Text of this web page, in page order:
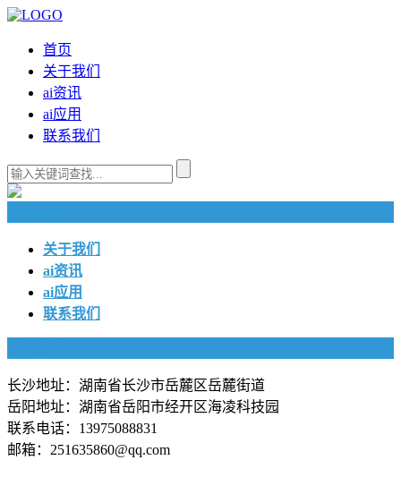
首页
关于我们
ai资讯
ai应用
联系我们
关于我们
ai资讯
ai应用
联系我们
长沙地址：湖南省长沙市岳麓区岳麓街道
岳阳地址：湖南省岳阳市经开区海凌科技园
联系电话：13975088831
邮箱：251635860@qq.com